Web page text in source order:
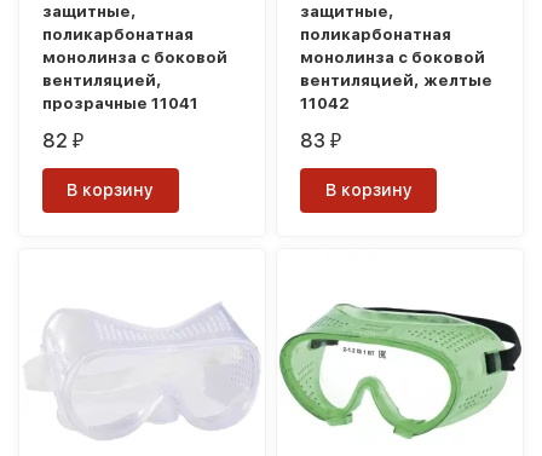
защитные,
поликарбонатная
монолинза с боковой
вентиляцией,
прозрачные 11041
82₽
В корзину
защитные,
поликарбонатная
монолинза с боковой
вентиляцией, желтые
11042
83₽
В корзину